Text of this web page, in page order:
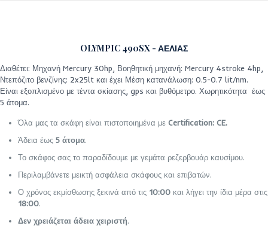
OLYMPIC 490SX - ΑΕΛΙΑΣ
Διαθέτει: Μηχανή Mercury 30hp, Βοηθητική μηχανή: Mercury 4stroke 4hp,
Ντεπόζιτο βενζίνης: 2x25lt και έχει Μέση κατανάλωση: 0.5-0.7 lit/nm.
Είναι εξοπλισμένο με τέντα σκίασης, gps και βυθόμετρο. Χωρητικότητα έως
5 άτομα.
Όλα μας τα σκάφη είναι πιστοποιημένα με Certification: CE.
Άδεια έως 5 άτομα.
Το σκάφος σας το παραδίδουμε με γεμάτα ρεζερβουάρ καυσίμου.
Περιλαμβάνετε μεικτή ασφάλεια σκάφους και επιβατών.
Ο χρόνος εκμίσθωσης ξεκινά από τις 10:00 και λήγει την ίδια μέρα στις
18:00.
Δεν χρειάζεται άδεια χειριστή.